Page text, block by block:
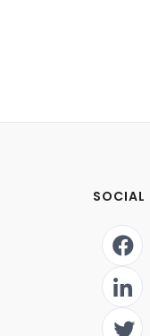
SOCIAL